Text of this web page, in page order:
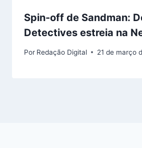
Spin-off de Sandman:
Detectives estreia na
Por Redação Digital 21 de março